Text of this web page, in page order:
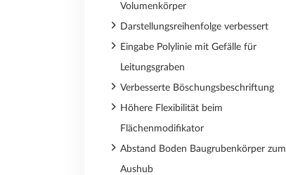
Volumenkörper
Darstellungsreihenfolge verbessert
Eingabe Polylinie mit Gefälle für
Leitungsgraben
Verbesserte Böschungsbeschriftung
Höhere Flexibilität beim
Flächenmodifikator
Abstand Boden Baugrubenkörper zum
Aushub